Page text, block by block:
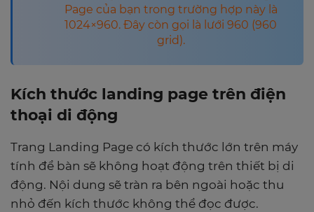
Page của bạn trong trường hợp này là
1024×960. Đây còn gọi là lưới 960 (960
grid).
Kích thước landing page trên điện
thoại di động
Trang Landing Page có kích thước lớn trên máy
tính để bàn sẽ không hoạt động trên thiết bị di
động. Nội dung sẽ tràn ra bên ngoài hoặc thu
nhỏ đến kích thước không thể đọc được.